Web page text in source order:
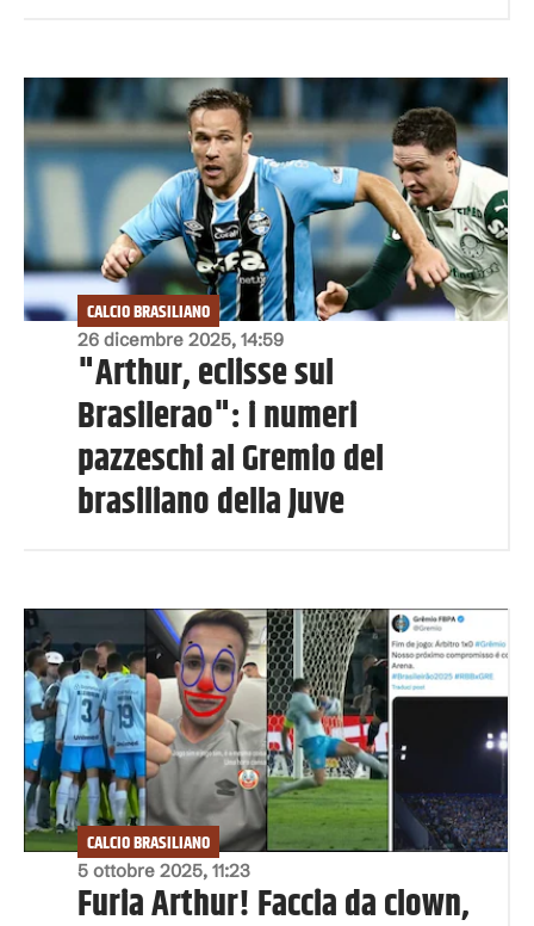
26 dicembre 2025, 14:59
CALCIO BRASILIANO
"Arthur, eclisse sul
Brasilerao": i numeri
pazzeschi al Gremio del
brasiliano della Juve
5 ottobre 2025, 11:23
CALCIO BRASILIANO
Furia Arthur! Faccia da clown,